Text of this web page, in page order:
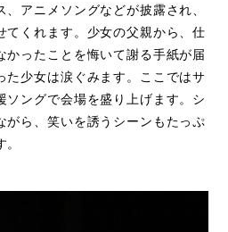
アニメソングなどが披露され、
てくれます。少女の父親から、仕
かったことを悔いて謝る手紙が届
た少女は涙ぐみます。ここではサ
ソングで会場を盛り上げます。シ
がら、笑いを誘うシーンもたっぷ